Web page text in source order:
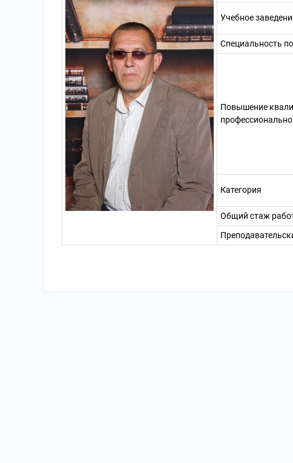
Учебное
Специальность
Повышение
Категория
Общий стаж